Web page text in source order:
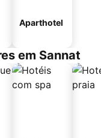
Aparthotel
em Sannat